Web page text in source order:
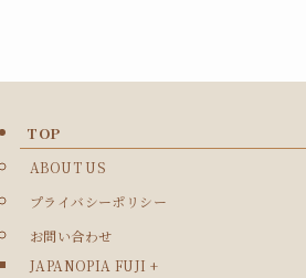
TOP
ABOUT US
プライバシーポリシー
お問い合わせ
JAPANOPIA FUJI +